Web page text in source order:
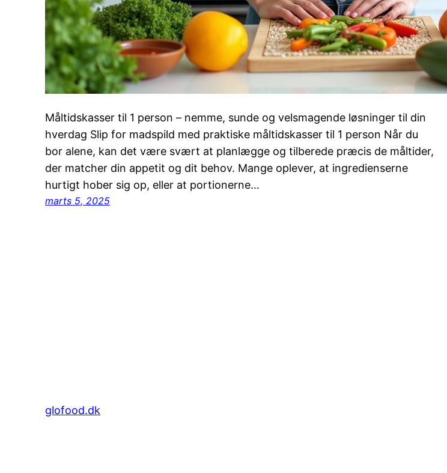
Måltidskasser til 1 person – nemme, sunde og velsmagende løsninger til din
hverdag Slip for madspild med praktiske måltidskasser til 1 person Når du
bor alene, kan det være svært at planlægge og tilberede præcis de måltider,
der matcher din appetit og dit behov. Mange oplever, at ingredienserne
hurtigt hober sig op, eller at portionerne…
marts 5, 2025
glofood.dk